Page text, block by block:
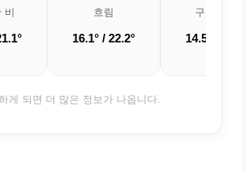
비 흐림
16.1° / 22.2°
구름 조금
14.5° /
게 되면 더 많은 정보가 나옵니다.